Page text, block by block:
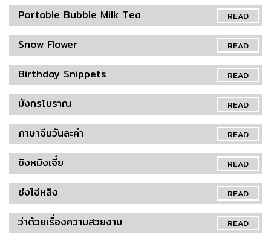
READ
Portable Bubble Milk Tea
READ
Snow Flower
READ
Birthday Snippets
READ
มังกรโบราณ
READ
ภาษาจีนวันละคำ
READ
ชิงหมิงเจี๋ย
READ
ซ่งไอ่หลิง
READ
ว่าด้วยเรื่องความสวยงาม